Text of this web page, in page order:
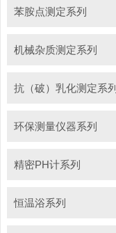
苯胺点测定系列
机械杂质测定系列
抗（破）乳化测定系列
环保测量仪器系列
精密PH计系列
恒温浴系列